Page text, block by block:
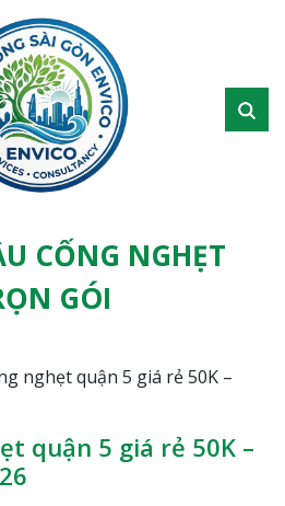
CỐNG NGHẸT
GÓI
nghẹt quận 5 giá rẻ 50K –
quận 5 giá rẻ 50K –